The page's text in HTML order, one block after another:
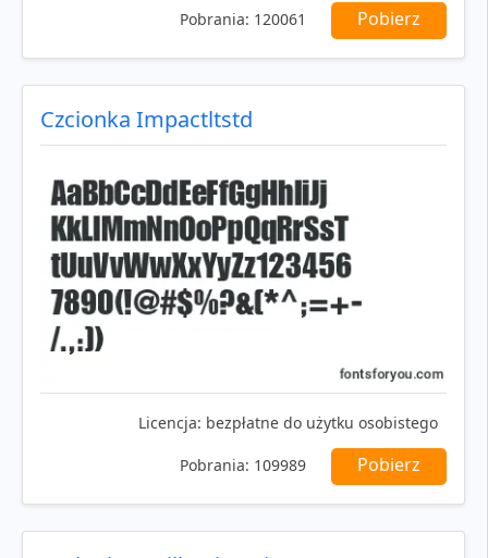
Pobrania: 120061 Pobierz
Czcionka Impactltstd
Licencja: bezpłatne do użytku osobistego
Pobrania: 109989 Pobierz